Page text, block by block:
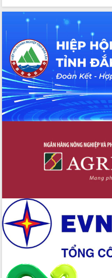
Tập huấn ứng dụng trí tuệ nhân tạo (AI)
trong thương mại điện tử năm 2026
Đoàn đại biểu Quốc hội tỉnh Đắk Lắk
trao đổi thông tin trước Kỳ họp thứ
nhất, Quốc hội khóa XVI
Quyết liệt cải cách hành chính, khơi
thông nguồn lực phát triển
Nâng cao hiệu lực, hiệu quả HĐND
tỉnh thông qua hiện đại hóa hành chính
Xã Ea Phê gắn cải cách hành chính với
chuyển đổi số
Hồ Thị Nguyên Thảo làm việc tại Trung
tâm Phục vụ hành chính công xã Ea
Xây dựng nền hành chính số đồng
hành cùng nông dân dân, doanh nghiệp
Giai đoạn 2026-2030, Đắk Lắk phấn
đấu có 77% xã đạt chuẩn nông thôn
Chuyển đổi số 'mở đường' cho nông
nghiệp Đắk Lắk tăng trưởng bứt phá
Triển khai đồng bộ đo đạc, lập hồ sơ
địa chính, hoàn thiện cơ sở dữ liệu đất
đai